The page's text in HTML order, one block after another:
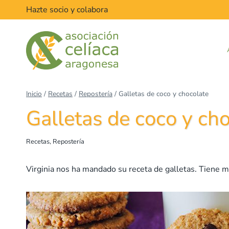
al
Hazte socio y colabora
Inicio / Recetas / Repostería / Galletas de coco y chocolate
Galletas de coco y
Recetas, Repostería
Virginia nos ha mandado su receta de galletas. Tiene